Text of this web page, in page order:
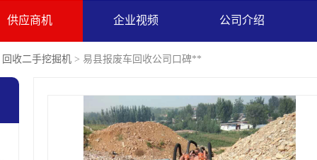
供应商机 企业视频 公司介绍
回收二手挖掘机 > 易县报废车回收公司口碑**